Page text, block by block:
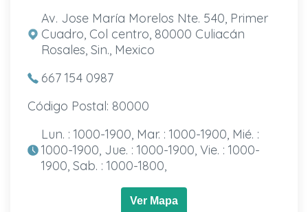
Av. Jose María Morelos Nte. 540, Primer
Cuadro, Col centro, 80000 Culiacán
Rosales, Sin., Mexico
667 154 0987
Código Postal: 80000
Lun. : 1000-1900, Mar. : 1000-1900, Mié. :
1000-1900, Jue. : 1000-1900, Vie. : 1000-
1900, Sab. : 1000-1800,
Ver Mapa